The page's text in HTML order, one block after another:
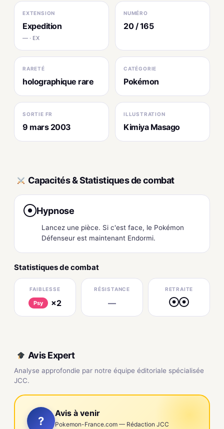
EXTENSION
Expedition
— · EX
NUMÉRO
20 / 165
RARETÉ
holographique rare
CATÉGORIE
Pokémon
SORTIE FR
9 mars 2003
ILLUSTRATION
Kimiya Masago
Capacités & Statistiques de combat
● Hypnose
Lancez une pièce. Si c'est face, le Pokémon
Défenseur est maintenant Endormi.
Statistiques de combat
FAIBLESSE
Psy ×2
RÉSISTANCE
—
RETRAITE
● ●
Avis Expert
Analyse approfondie par notre équipe éditoriale spécialisée
JCC.
?
Avis à venir
Pokemon-France.com — Rédaction JCC